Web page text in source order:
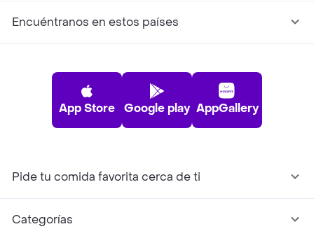
Encuéntranos en estos países
App Store Google play AppGallery
Pide tu comida favorita cerca de ti
Categorías